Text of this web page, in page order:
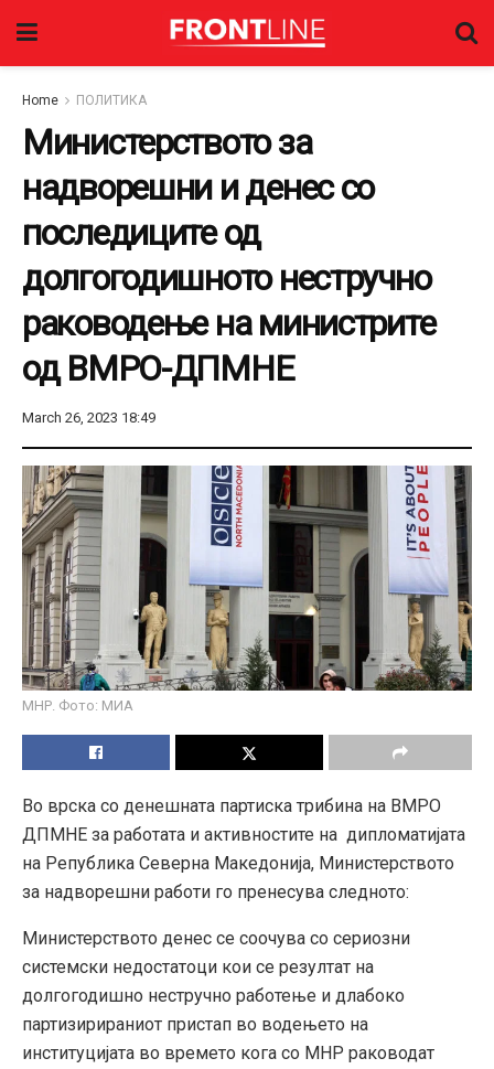
Home ПОЛИТИКА
Министерството за
надворешни и денес со
последиците од
долгогодишнoто нестручно
раководење на министрите
од ВМРО-ДПМНЕ
March 26, 2023 18:49
МНР. Фото: МИА
Во врска со денешната партиска трибина на ВМРО
ДПМНЕ за работата и активностите на дипломатијата
на Република Северна Македонија, Министерството
за надворешни работи го пренесува следното:
Министерството денес се соочува со сериозни
системски недостатоци кои се резултат на
долгогодишнo нестручно работење и длабоко
партизирираниот пристап во водењето на
институцијата во времето кога со МНР раководат